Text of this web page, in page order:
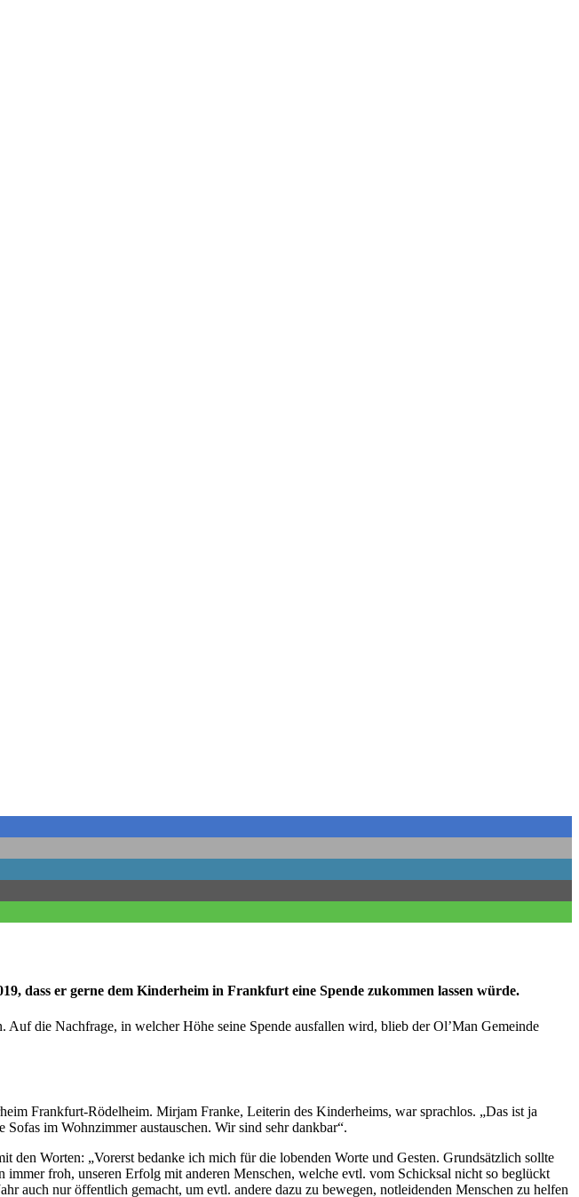
dass er gerne dem Kinderheim in Frankfurt eine Spende zukommen lassen würde.
die Nachfrage, in welcher Höhe seine Spende ausfallen wird, blieb der Ol’Man Gemeinde
Frankfurt-Rödelheim. Mirjam Franke, Leiterin des Kinderheims, war sprachlos. „Das ist ja
im Wohnzimmer austauschen. Wir sind sehr dankbar“.
den Worten: „Vorerst bedanke ich mich für die lobenden Worte und Gesten. Grundsätzlich sollte
froh, unseren Erfolg mit anderen Menschen, welche evtl. vom Schicksal nicht so beglückt
auch nur öffentlich gemacht, um evtl. andere dazu zu bewegen, notleidenden Menschen zu helfen